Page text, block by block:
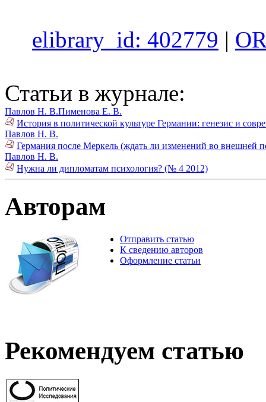
elibrary_id: 402779 |
Статьи в журнале:
Павлов Н. В.Пименова Е. В.
История в политической культуре Германии: генезис и
Павлов Н. В.
Германия после Меркель (ждать ли изменений во внешней
Павлов Н. В.
Нужна ли дипломатам психология? (№ 4 2012)
Авторам
Отправить статью
К сведению авторов
Оформление статьи
Рекомендуем статью